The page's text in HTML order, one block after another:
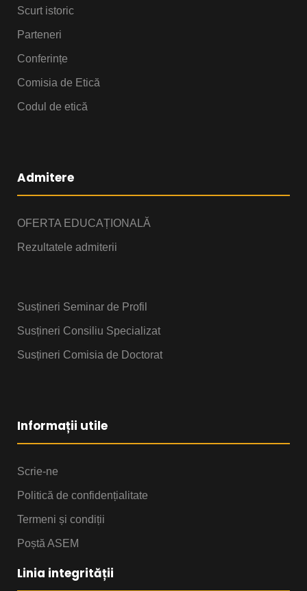
Scurt istoric
Parteneri
Conferințe
Comisia de Etică
Codul de etică
Admitere
OFERTA EDUCAȚIONALĂ
Rezultatele admiterii
Susțineri Seminar de Profil
Susțineri Consiliu Specializat
Susțineri Comisia de Doctorat
Informații utile
Scrie-ne
Politică de confidențialitate
Termeni și condiții
Poștă ASEM
Linia integrității